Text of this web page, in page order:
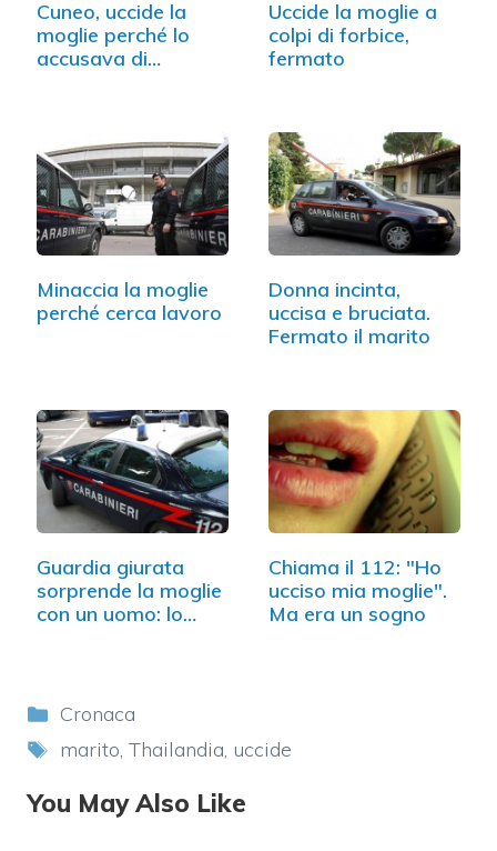
Cuneo, uccide la
moglie perché lo
accusava di
Uccide la moglie a
colpi di forbice,
fermato
Minaccia la moglie
perché cerca lavoro
Donna incinta,
uccisa e bruciata.
Fermato il marito
Guardia giurata
sorprende la moglie
con un uomo: lo
Chiama il 112: "Ho
ucciso mia moglie".
Ma era un sogno
Categorie
Cronaca
Tag
marito, Thailandia, uccide
You May Also Like